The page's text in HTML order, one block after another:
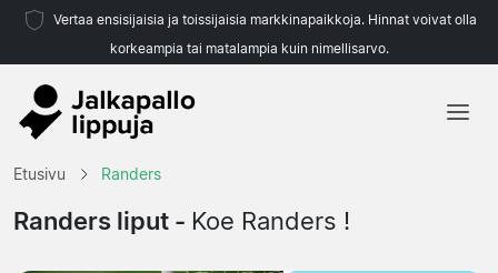
Vertaa ensisijaisia ja toissijaisia markkinapaikkoja. Hinnat voivat olla
korkeampia tai matalampia kuin nimellisarvo.
Joukkueet
Etusivu Randers
Randers liput - Koe Randers !